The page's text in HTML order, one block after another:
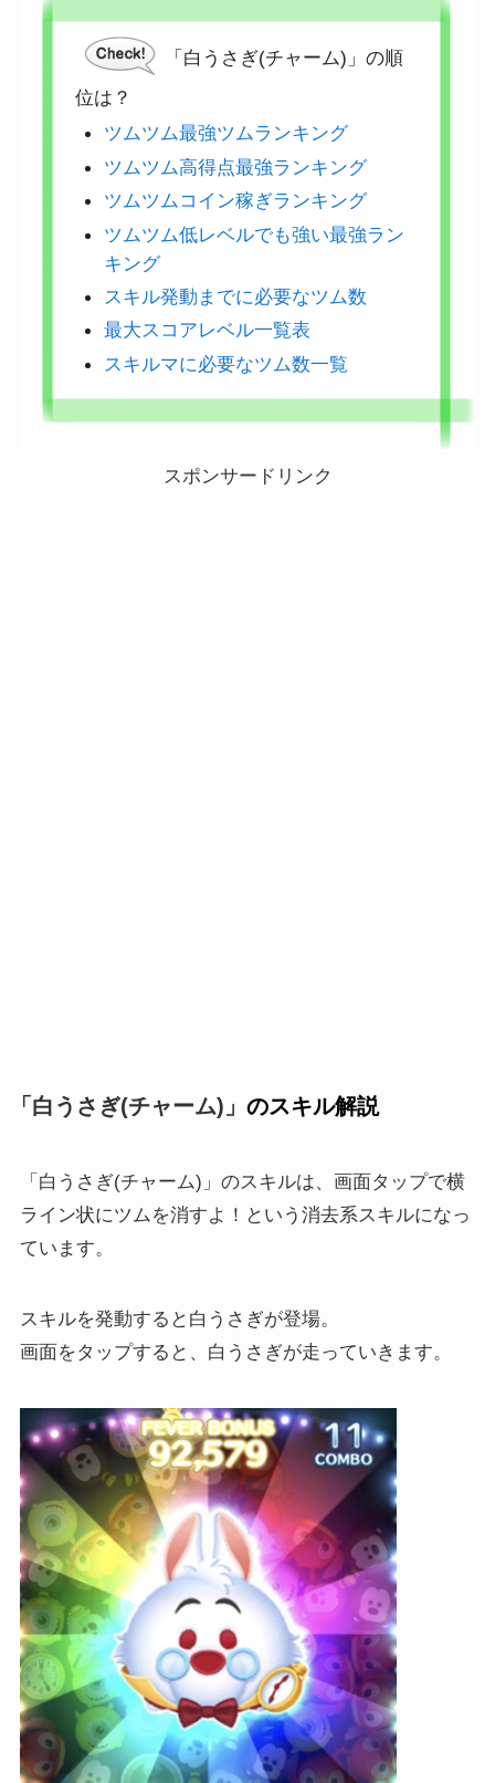
「白うさぎ(チャーム)」の順
位は？
ツムツム最強ツムランキング
ツムツム高得点最強ランキング
ツムツムコイン稼ぎランキング
ツムツム低レベルでも強い最強ラン
キング
スキル発動までに必要なツム数
最大スコアレベル一覧表
スキルマに必要なツム数一覧
スポンサードリンク
「白うさぎ(チャーム)」 のスキル解説
「白うさぎ(チャーム)」のスキルは、画面タップで横
ライン状にツムを消すよ！という消去系スキルになっ
ています。
スキルを発動すると白うさぎが登場。
画面をタップすると、白うさぎが走っていきます。